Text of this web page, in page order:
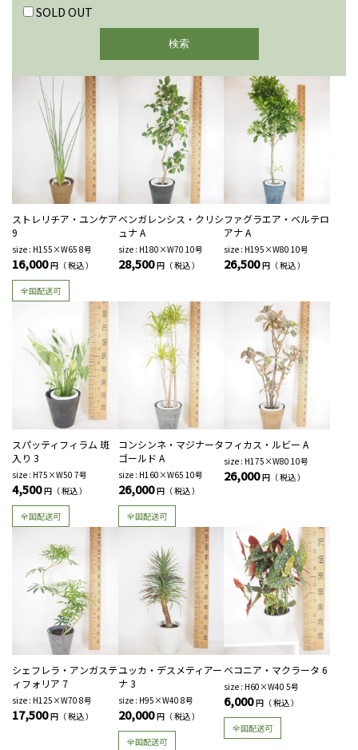
SOLD OUT
ストレリチア・ユンケア
9
size : H155×W65 8号
16,000 円（ 税込 ）
全国配送可
ベンガレンシス・クリシ
ュナ A
size : H180×W70 10号
28,500 円（ 税込 ）
ファグラエア・ベルテロ
アナ A
size : H195×W80 10号
26,500 円（ 税込 ）
スパッティフィラム 斑
入り 3
size : H75×W50 7号
4,500 円（ 税込 ）
全国配送可
コンシンネ・マジナータ
ゴールド A
size : H160×W65 10号
26,000 円（ 税込 ）
全国配送可
フィカス・ルビー A
size : H175×W80 10号
26,000 円（ 税込 ）
シェフレラ・アンガステ
ィフォリア 7
size : H125×W70 8号
17,500 円（ 税込 ）
ユッカ・デスメティアー
ナ 3
size : H95×W40 8号
20,000 円（ 税込 ）
全国配送可
ベコニア・マクラータ 6
size : H60×W40 5号
6,000 円（ 税込 ）
全国配送可